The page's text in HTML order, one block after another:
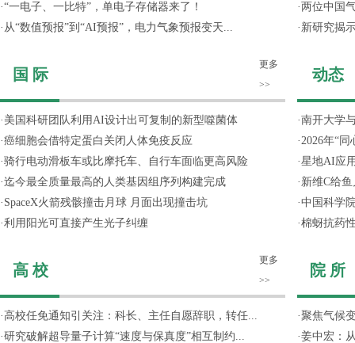
·“一电子、一比特”，单电子存储器来了！
· 从“数值预报”到“AI预报”，电力气象预报变天...
国 际
更多
>>
· 美国科研团队利用AI设计出可复制的新型噬菌体
·癌细胞会借特定蛋白关闭人体免疫反应
·骑行电动滑板车或比摩托车、自行车面临更高风险
·迄今最全质量最高的人类基因组序列构建完成
· SpaceX火箭残骸撞击月球 月面出现撞击坑
·利用阳光可直接产生光子纠缠
高 校
更多
>>
· 高校任免通知引关注：科长、主任自愿辞职，转任...
·研究破解超导量子计算“速度与保真度”相互制约...
· 两位中国
· 新研究揭
动态
·南开大学
·2026年“
·星地AI应
· 新维C给
·中国科学
·棉蚜抗药
院 所
·聚焦气候
·姜中宏：